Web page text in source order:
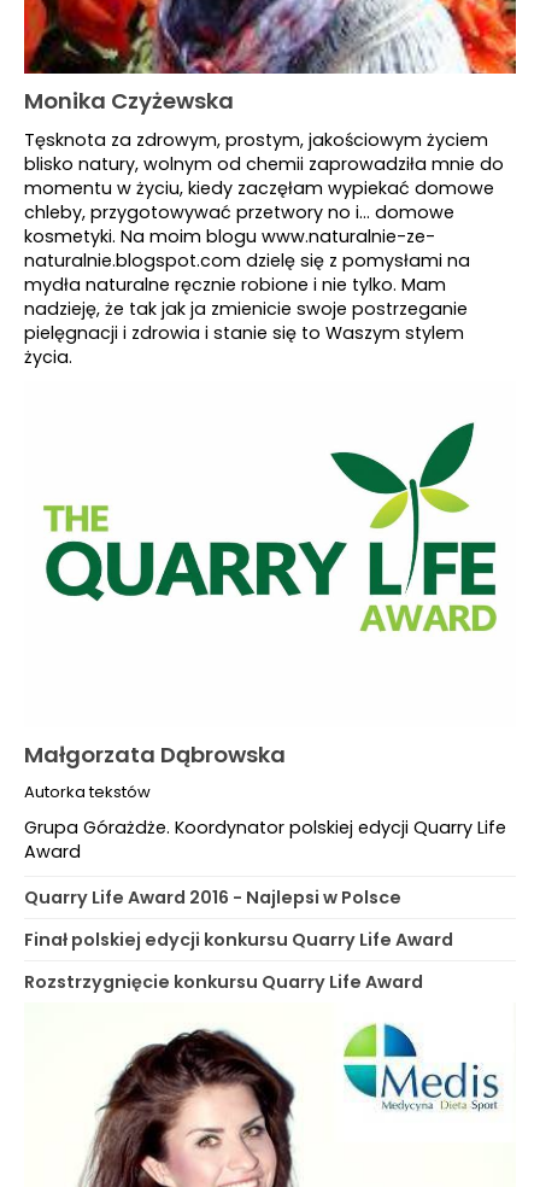
Monika Czyżewska
Tęsknota za zdrowym, prostym, jakościowym życiem
blisko natury, wolnym od chemii zaprowadziła mnie do
momentu w życiu, kiedy zaczęłam wypiekać domowe
chleby, przygotowywać przetwory no i... domowe
kosmetyki. Na moim blogu www.naturalnie-ze-
naturalnie.blogspot.com dzielę się z pomysłami na
mydła naturalne ręcznie robione i nie tylko. Mam
nadzieję, że tak jak ja zmienicie swoje postrzeganie
pielęgnacji i zdrowia i stanie się to Waszym stylem
życia.
Małgorzata Dąbrowska
Autorka tekstów
Grupa Górażdże. Koordynator polskiej edycji Quarry Life
Award
Quarry Life Award 2016 - Najlepsi w Polsce
Finał polskiej edycji konkursu Quarry Life Award
Rozstrzygnięcie konkursu Quarry Life Award